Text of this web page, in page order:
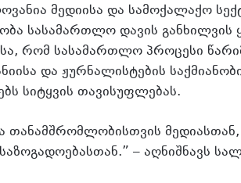
მედიისა და სამოქალაქო
სასამართლო დავის განხილვის
რომ სასამართლო პროცესი
და ჟურნალისტების
სიტყვის თავისუფლებას.
თანამშრომლობისთვის
– აღნიშნავს